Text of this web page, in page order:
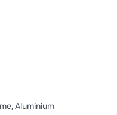
Aluminium